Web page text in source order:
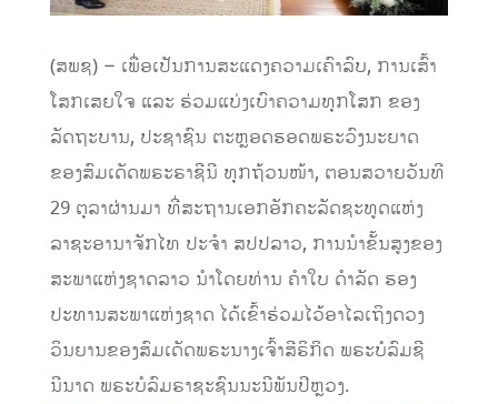
(ສພຊ) – ເພື່ອເປັນການສະແດງຄວາມເຄົາລົບ, ການເສົ້າ
ໂສກເສຍໃຈ ແລະ ຮ່ວມແບ່ງເບົາຄວາມທຸກໂສກ ຂອງ
ລັດຖະບານ, ປະຊາຊົນ ຕະຫຼອດຮອດພຣະວົງນະຍາດ
ຂອງສົມເດັດພຣະຣາຊີນີ ທຸກຖ້ວນໜ້າ, ຕອນສວາຍວັນທີ
29 ຕຸລາຜ່ານມາ ທີ່ສະຖານເອກອັກຄະລັດຊະທູດແຫ່ງ
ລາຊະອານາຈັກໄທ ປະຈຳ ສປປລາວ, ການນໍາຂັ້ນສູງຂອງ
ສະພາແຫ່ງຊາດລາວ ນໍາໂດຍທ່ານ ຄຳໃບ ດຳລັດ ຮອງ
ປະທານສະພາແຫ່ງຊາດ ໄດ້ເຂົ້າຮ່ວມໄວ້ອາໄລເຖິງດວງ
ວິນຍານຂອງສົມເດັດພຣະນາງເຈົ້າສີຣິກິດ ພຣະບໍລົມຊີ
ນີນາດ ພຣະບໍລົມຣາຊະຊົນນະນີພັນປີຫຼວງ.